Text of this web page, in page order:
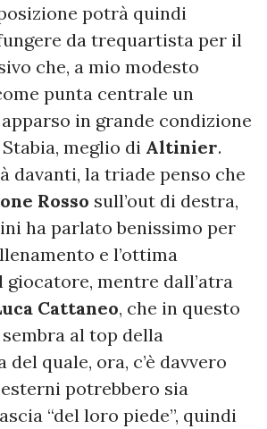
potrà quindi
da trequartista per il
che, a mio modesto
punta centrale un
apparso in grande condizione
meglio di Altinier.
davanti, la triade penso che
Rosso sull’out di destra,
ha parlato benissimo per
e l’ottima
giocatore, mentre dall’atra
Cattaneo, che in questo
al top della
del quale, ora, c’è davvero
potrebbero sia
“del loro piede”, quindi